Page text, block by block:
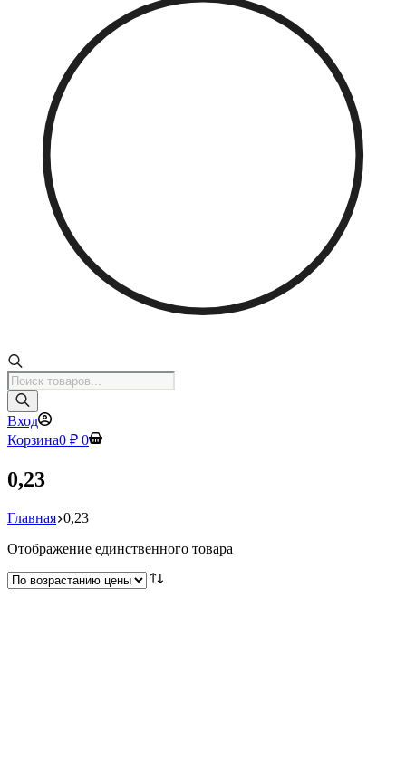
Поиск
товаров
Вход
Корзина0 ₽ 0
0,23
Главная 0,23
Отображение единственного товара